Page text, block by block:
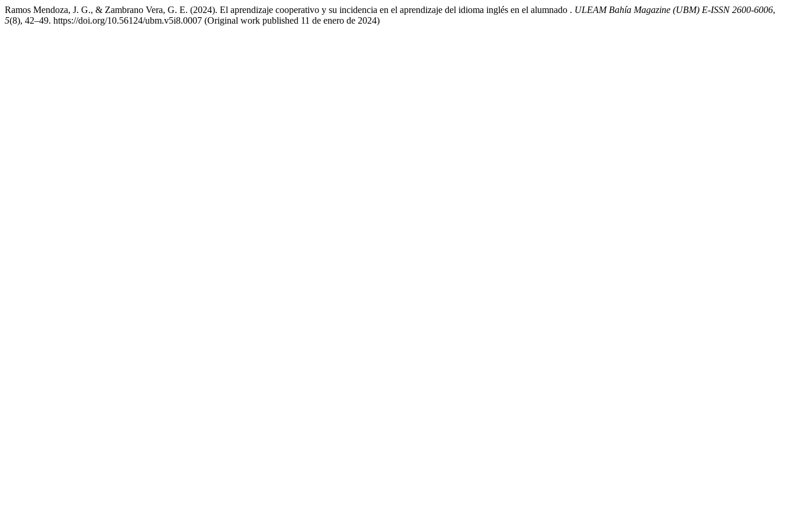
Ramos Mendoza, J. G., & Zambrano Vera, G. E. (2024). El aprendizaje cooperativo y su incidencia en el aprendizaje del idioma inglés en el alumnado . ULEAM Bahía Magazine (UBM) E-ISSN 2600-6006,
5(8), 42–49. https://doi.org/10.56124/ubm.v5i8.0007 (Original work published 11 de enero de 2024)